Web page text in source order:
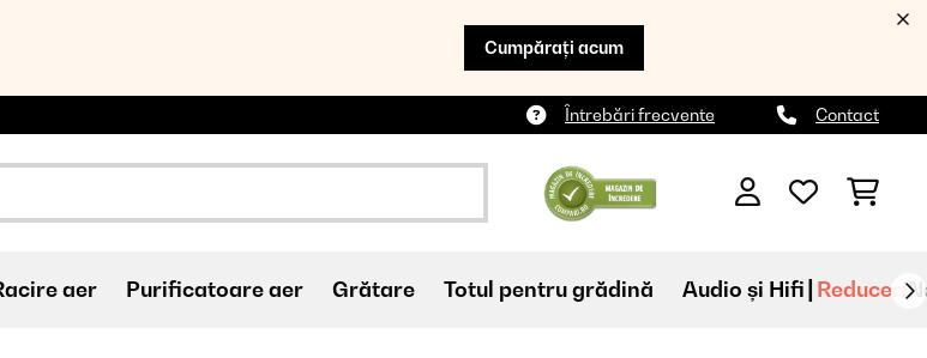
Cumpărați acum
Întrebări frecvente Contact
aer Purificatoare aer Grătare Totul pentru grădină Audio și Hifi Reduceri